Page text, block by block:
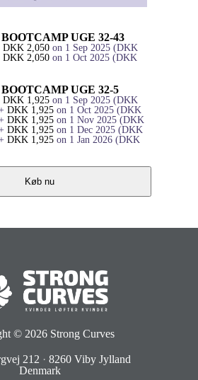
BOOTCAMP UGE 32-43
DKK 2,050 on 1 Sep 2025 (DKK
DKK 2,050 on 1 Oct 2025 (DKK
UGE 32-5
DKK 1,925 on 1 Sep 2025 (DKK
DKK 1,925 on 1 Oct 2025 (DKK
DKK 1,925 on 1 Nov 2025 (DKK
DKK 1,925 on 1 Dec 2025 (DKK
DKK 1,925 on 1 Jan 2026 (DKK
Køb nu
© 2026 Strong Curves
212 · 8260 Viby Jylland
Denmark